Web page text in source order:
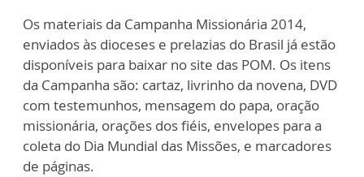
Os materiais da Campanha Missionária 2014,
enviados às dioceses e prelazias do Brasil já estão
disponíveis para baixar no site das POM. Os itens
da Campanha são: cartaz, livrinho da novena, DVD
com testemunhos, mensagem do papa, oração
missionária, orações dos fiéis, envelopes para a
coleta do Dia Mundial das Missões, e marcadores
de páginas.